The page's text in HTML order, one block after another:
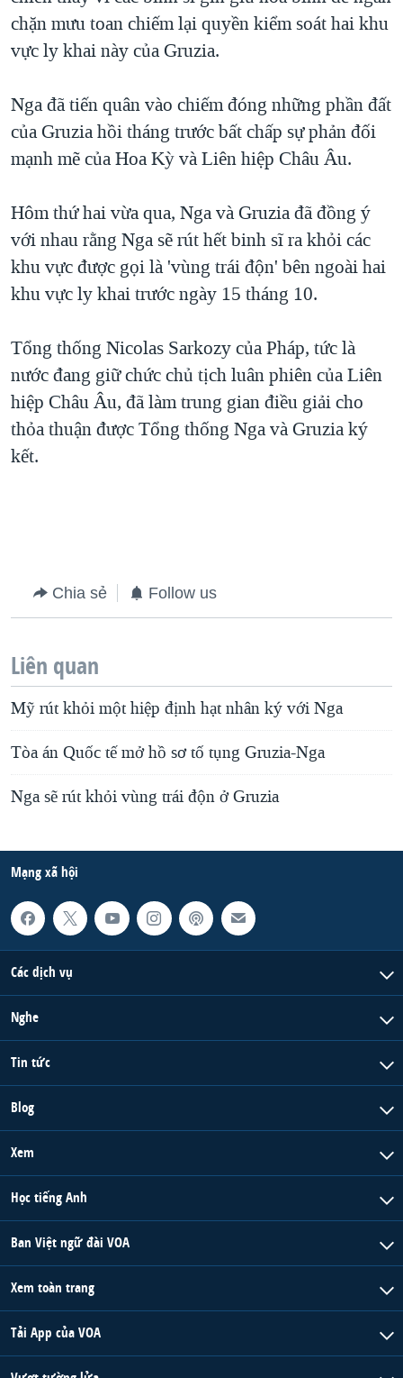
GIÁO DỤC
CÁC GIÁ TRỊ CỘNG HÒA Ở VIỆT NAM
THƯỢNG ĐỈNH TRUMP-KIM TẠI VIỆT NAM
NGƯ DÂN VIỆT VÀ LÀN SÓNG TRỘM HẢI SÂM
BÊN KIA QUỐC LỘ: TIẾNG VỌNG TỪ NÔNG THÔN MỸ
chặn mưu toan chiếm lại quyền kiểm soát hai khu
vực ly khai này của Gruzia.
Nga đã tiến quân vào chiếm đóng những phần đất
của Gruzia hồi tháng trước bất chấp sự phản đối
mạnh mẽ của Hoa Kỳ và Liên hiệp Châu Âu.
Hôm thứ hai vừa qua, Nga và Gruzia đã đồng ý
với nhau rằng Nga sẽ rút hết binh sĩ ra khỏi các
khu vực được gọi là 'vùng trái độn' bên ngoài hai
khu vực ly khai trước ngày 15 tháng 10.
Tổng thống Nicolas Sarkozy của Pháp, tức là
nước đang giữ chức chủ tịch luân phiên của Liên
hiệp Châu Âu, đã làm trung gian điều giải cho
thỏa thuận được Tổng thống Nga và Gruzia ký
kết.
Chia sẻ Follow us
Liên quan
Mỹ rút khỏi một hiệp định hạt nhân ký với Nga
Tòa án Quốc tế mở hồ sơ tố tụng Gruzia-Nga
Nga sẽ rút khỏi vùng trái độn ở Gruzia
Mạng xã hội
Các dịch vụ
Nghe
Tin tức
Blog
Xem
Học tiếng Anh
Ban Việt ngữ đài VOA
Xem toàn trang
Tải App của VOA